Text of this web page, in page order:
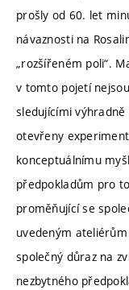
prošly od 60. let
návaznosti na
„rozšířeném poli“.
v tomto pojetí
sledujícími
otevřeny
konceptuálnímu
předpokladům pro
proměňující se
uvedeným
společný důraz na
nezbytného